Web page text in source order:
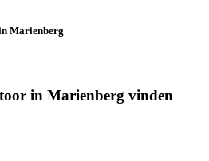
Marienberg
in Marienberg vinden